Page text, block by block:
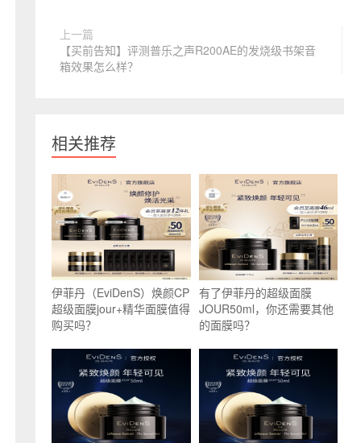
上一篇
【买前告知】评测普乐之声R200AE的发烧级书架音
箱效果怎么样？
相关推荐
伊菲丹（EviDenS）焕颜CP
超级面膜jour+精华面膜值得
购买吗？
有了伊菲丹的超级面膜
JOUR50ml，你还需要其他
的面膜吗？